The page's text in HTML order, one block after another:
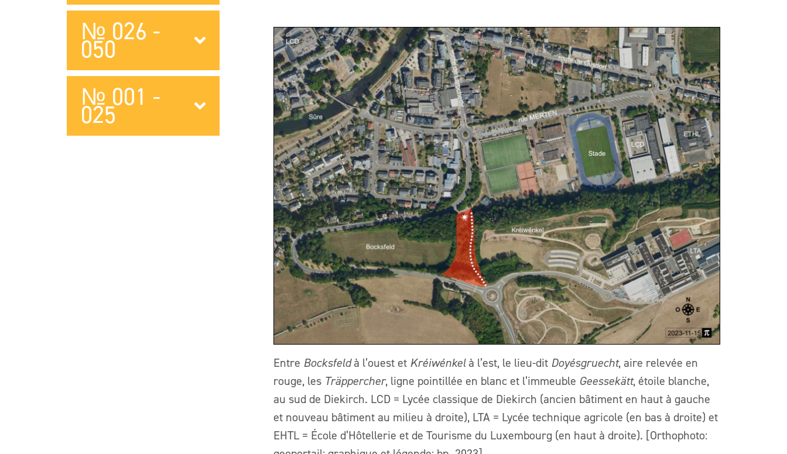
№ 001 -
025
№ 026 -
050
Entre Bocksfeldà l’ouest et Kréiwénkelà l’est, le lieu-dit Doyésgruecht, aire relevée en
rouge, les Träppercher, ligne pointillée en blanc et l’immeuble Geessekätt, étoile blanche,
au sud de Diekirch. LCD = Lycée classique de Diekirch (ancien bâtiment en haut à gauche
et nouveau bâtiment au milieu à droite), LTA = Lycée technique agricole (en bas à droite) et
EHTL = École d’Hôtellerie et de Tourisme du Luxembourg (en haut à droite). [Orthophoto: